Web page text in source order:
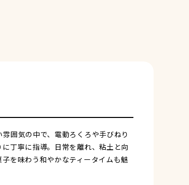
囲気の中で、電動ろくろや手びねり
丁寧に指導。日常を離れ、粘土と向
を味わう和やかなティータイムも魅